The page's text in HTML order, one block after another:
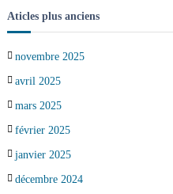
Aticles plus anciens
novembre 2025
avril 2025
mars 2025
février 2025
janvier 2025
décembre 2024